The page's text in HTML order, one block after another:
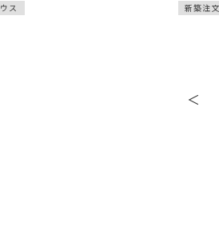
ス 新築注
＜